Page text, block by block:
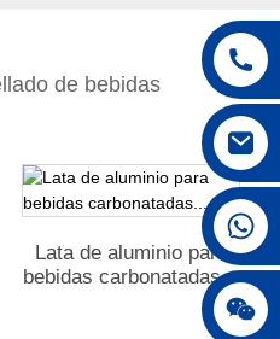
+86 18250231863
de bebidas
Lata de aluminio para
bebidas carbonatadas...